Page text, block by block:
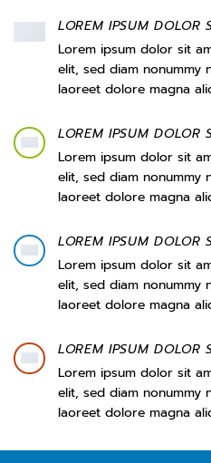
LOREM IPSUM DOLOR
Lorem ipsum dolor sit
elit, sed diam nonummy
laoreet dolore magna
LOREM IPSUM DOLOR
Lorem ipsum dolor sit
elit, sed diam nonummy
laoreet dolore magna
LOREM IPSUM DOLOR
Lorem ipsum dolor sit
elit, sed diam nonummy
laoreet dolore magna
LOREM IPSUM DOLOR
Lorem ipsum dolor sit
elit, sed diam nonummy
laoreet dolore magna